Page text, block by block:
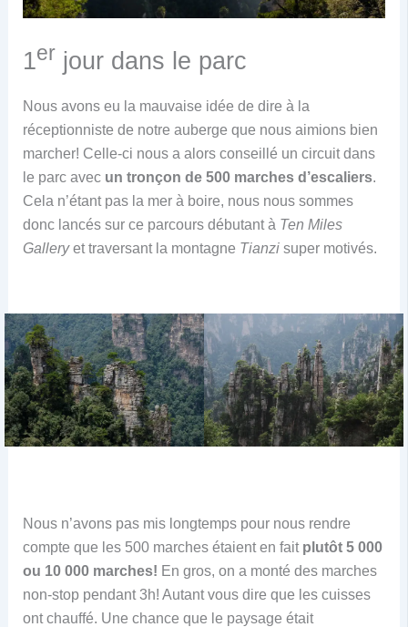
1er jour dans le parc
Nous avons eu la mauvaise idée de dire à la
réceptionniste de notre auberge que nous aimions bien
marcher! Celle-ci nous a alors conseillé un circuit dans
le parc avec un tronçon de 500 marches d’escaliers.
Cela n’étant pas la mer à boire, nous nous sommes
donc lancés sur ce parcours débutant à Ten Miles
Galleryet traversant la montagne Tianzi super motivés.
Nous n’avons pas mis longtemps pour nous rendre
compte que les 500 marches étaient en fait plutôt 5 000
ou 10 000 marches! En gros, on a monté des marches
non-stop pendant 3h! Autant vous dire que les cuisses
ont chauffé. Une chance que le paysage était